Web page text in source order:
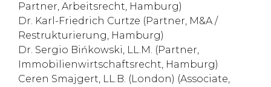
Partner, Arbeitsrecht, Hamburg)
Dr. Karl-Friedrich Curtze (Partner, M&A /
Restrukturierung, Hamburg)
Dr. Sergio Bińkowski, LL.M. (Partner,
Immobilienwirtschaftsrecht, Hamburg)
Ceren Smajgert, LL.B. (London) (Associate,